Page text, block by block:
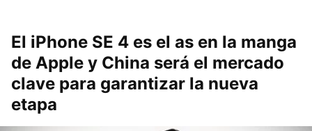
El iPhone SE 4 es el as en la manga
de Apple y China será el mercado
clave para garantizar la nueva
etapa